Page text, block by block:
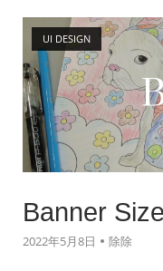
UI DESIGN
Open post
Banner
2022年5月8日 除除